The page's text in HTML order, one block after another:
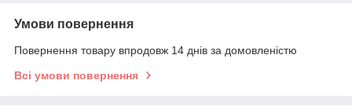
Умови повернення
Повернення товару впродовж 14 днів за домовленістю
Всі умови повернення